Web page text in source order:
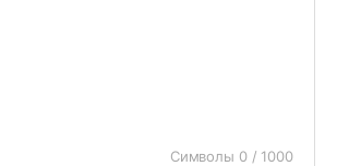
Символы 0 / 1000